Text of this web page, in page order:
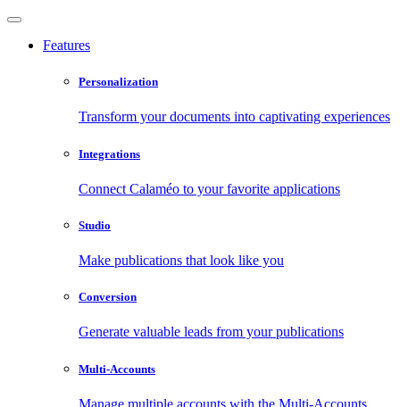
Features
Personalization
Transform your documents into captivating experiences
Integrations
Connect Calaméo to your favorite applications
Studio
Make publications that look like you
Conversion
Generate valuable leads from your publications
Multi-Accounts
Manage multiple accounts with the Multi-Accounts